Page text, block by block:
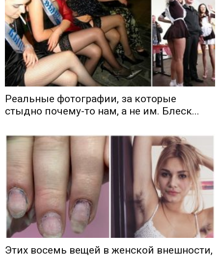
Реальные фотографии, за которые
стыдно почему-то нам, а не им. Блеск...
Этих восемь вещей в женской внешности,